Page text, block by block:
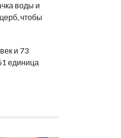
воды и
чтобы
и 73
единица